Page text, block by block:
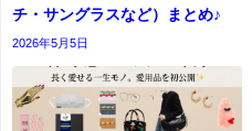
チ・サングラスなど）まとめ♪
2026年5月5日